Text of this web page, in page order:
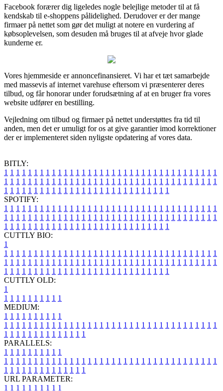
Facebook forærer dig ligeledes nogle belejlige metoder til at få
kendskab til e-shoppens pålidelighed. Derudover er der mange
firmaer på nettet som gør det muligt at notere en vurdering af
købsoplevelsen, som desuden må bruges til at afveje hvor glade
kunderne er.
Vores hjemmeside er annoncefinansieret. Vi har et tæt samarbejde
med massevis af internet varehuse eftersom vi præsenterer deres
tilbud, og får honorar under forudsætning af at en bruger fra vores
website udfører en bestilling.
Vejledning om tilbud og firmaer på nettet understøttes fra tid til
anden, men det er umuligt for os at give garantier imod korrektioner
der er implementeret siden nyligste opdatering af vores data.
BITLY:
1 1 1 1 1 1 1 1 1 1 1 1 1 1 1 1 1 1 1 1 1 1 1 1 1 1 1 1 1 1 1 1 1 1 1 1
1 1 1 1 1 1 1 1 1 1 1 1 1 1 1 1 1 1 1 1 1 1 1 1 1 1 1 1 1 1 1 1 1 1 1 1
1 1 1 1 1 1 1 1 1 1 1 1 1 1 1 1 1 1 1 1 1 1 1 1 1 1 1 1
SPOTIFY:
1 1 1 1 1 1 1 1 1 1 1 1 1 1 1 1 1 1 1 1 1 1 1 1 1 1 1 1 1 1 1 1 1 1 1 1
1 1 1 1 1 1 1 1 1 1 1 1 1 1 1 1 1 1 1 1 1 1 1 1 1 1 1 1 1 1 1 1 1 1 1 1
1 1 1 1 1 1 1 1 1 1 1 1 1 1 1 1 1 1 1 1 1 1 1 1 1 1 1 1
CUTTLY BIO:
1
1 1 1 1 1 1 1 1 1 1 1 1 1 1 1 1 1 1 1 1 1 1 1 1 1 1 1 1 1 1 1 1 1 1 1 1
1 1 1 1 1 1 1 1 1 1 1 1 1 1 1 1 1 1 1 1 1 1 1 1 1 1 1 1 1 1 1 1 1 1 1 1
1 1 1 1 1 1 1 1 1 1 1 1 1 1 1 1 1 1 1 1 1 1 1 1 1 1 1 1
CUTTLY OLD:
1
1 1 1 1 1 1 1 1 1 1
MEDIUM:
1 1 1 1 1 1 1 1 1 1
1 1 1 1 1 1 1 1 1 1 1 1 1 1 1 1 1 1 1 1 1 1 1 1 1 1 1 1 1 1 1 1 1 1 1 1
1 1 1 1 1 1 1 1 1 1 1 1 1 1
PARALLELS:
1 1 1 1 1 1 1 1 1 1
1 1 1 1 1 1 1 1 1 1 1 1 1 1 1 1 1 1 1 1 1 1 1 1 1 1 1 1 1 1 1 1 1 1 1 1
1 1 1 1 1 1 1 1 1 1 1 1 1 1
URL PARAMETER:
1 1 1 1 1 1 1 1 1 1